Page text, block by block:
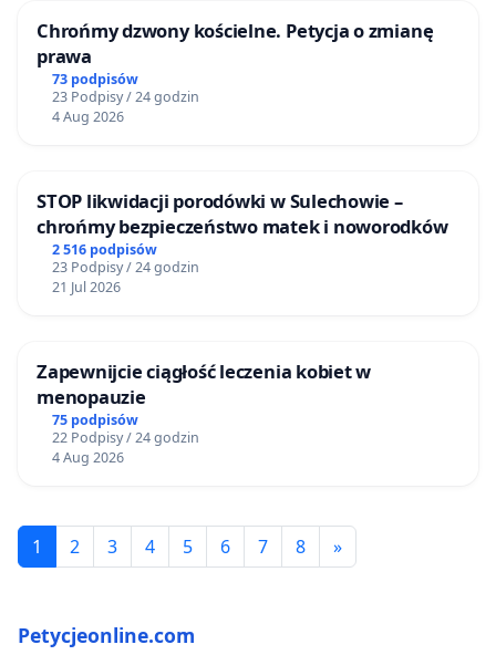
Chrońmy dzwony kościelne. Petycja o zmianę
prawa
73 podpisów
23 Podpisy / 24 godzin
4 Aug 2026
STOP likwidacji porodówki w Sulechowie –
chrońmy bezpieczeństwo matek i noworodków
2 516 podpisów
23 Podpisy / 24 godzin
21 Jul 2026
Zapewnijcie ciągłość leczenia kobiet w
menopauzie
75 podpisów
22 Podpisy / 24 godzin
4 Aug 2026
1 2 3 4 5 6 7 8 »
Petycjeonline.com